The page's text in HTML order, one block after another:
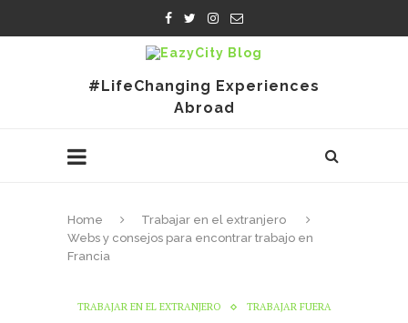
#LifeChanging Experiences
Abroad
Home
Trabajar en el extranjero
Webs y consejos para encontrar trabajo en
Francia
TRABAJAR EN EL EXTRANJERO TRABAJAR FUERA